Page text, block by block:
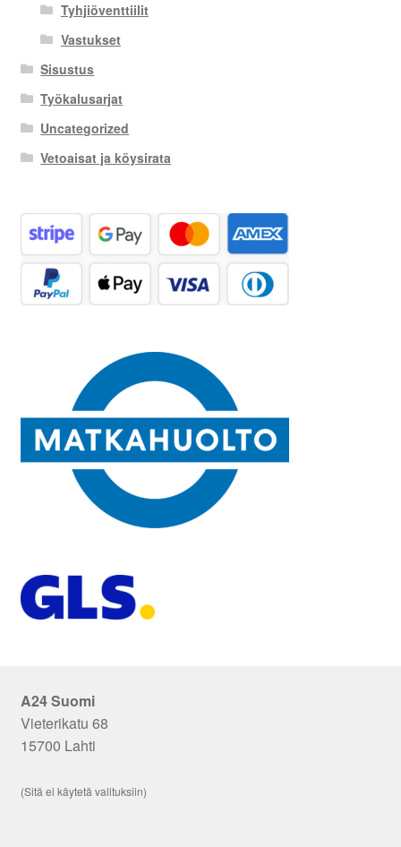
Tyhjiöventtiilit
Vastukset
Sisustus
Työkalusarjat
Uncategorized
Vetoaisat ja köysirata
A24 Suomi
Vieterikatu 68
15700 Lahti
(Sitä ei käytetä valituksiin)